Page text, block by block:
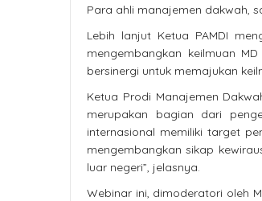
Para ahli manajemen dakwah,
Lebih lanjut Ketua PAMDI
mengembangkan keilmuan
bersinergi untuk memajukan
Ketua Prodi Manajemen
merupakan bagian dari
internasional memiliki target
mengembangkan sikap
luar negeri”, jelasnya.
Webinar ini, dimoderatori oleh